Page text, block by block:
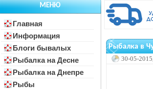
МЕНЮ
Главная
Информация
Блоги бывалых
Рыбалка на Десне
Рыбалка на Днепре
Рыбы
Рыбалка в
30-05-